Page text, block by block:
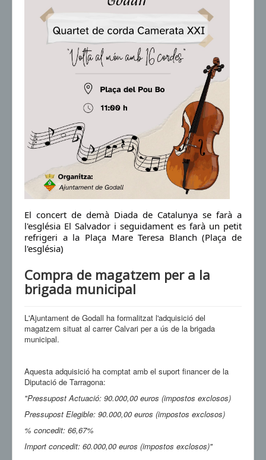
El concert de demà Diada de Catalunya se farà a
l'església El Salvador i seguidament es farà un petit
refrigeri a la Plaça Mare Teresa Blanch (Plaça de
l'església)
Compra de magatzem per a la
brigada municipal
L'Ajuntament de Godall ha formalitzat l'adquisició del
magatzem situat al carrer Calvari per a ús de la brigada
municipal.
Aquesta adquisició ha comptat amb el suport financer de la
Diputació de Tarragona:
"Pressupost Actuació: 90.000,00 euros (impostos exclosos)
Pressupost Elegible: 90.000,00 euros (impostos exclosos)
% concedit: 66,67%
Import concedit: 60.000,00 euros (impostos exclosos)"